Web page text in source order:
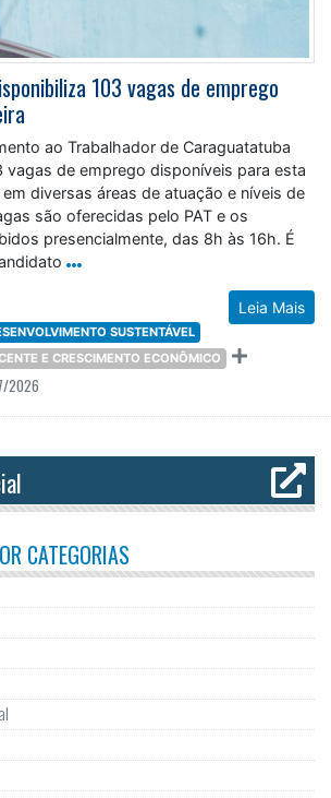
103 vagas de emprego
ao Trabalhador de Caraguatatuba
vagas de emprego disponíveis para esta
diversas áreas de atuação e níveis de
são oferecidas pelo PAT e os
presencialmente, das 8h às 16h. É
Leia Mais
SUSTENTÁVEL
E CRESCIMENTO ECONÔMICO
2026
CATEGORIAS